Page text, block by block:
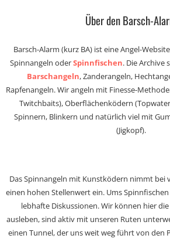
Über den Barsch-
Barsch-Alarm (kurz BA) ist eine Angel-
Spinnangeln oderSpinnfischen. Die Archive
Barschangeln, Zanderangeln,
Rapfenangeln. Wir angeln mit Finesse-
Twitchbaits), Oberflächenködern
Spinnern, Blinkern und natürlich viel mit
(Jigkopf).
Das Spinnangeln mit Kunstködern nimmt bei
einen hohen Stellenwert ein. Ums
lebhafte Diskussionen. Wir können hier
ausleben, sind aktiv mit unseren Ruten
einen Tunnel, der uns weit weg führt von den